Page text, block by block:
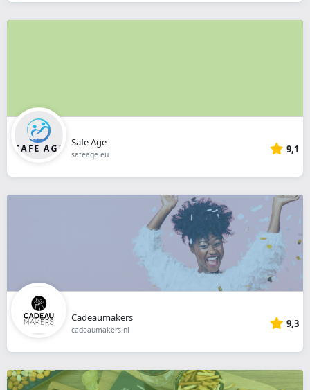
Safe Age
safeage.eu 9,1
Cadeaumakers
cadeaumakers.nl 9,3